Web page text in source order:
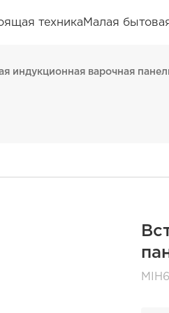
техникаМалая
индукционная варочная